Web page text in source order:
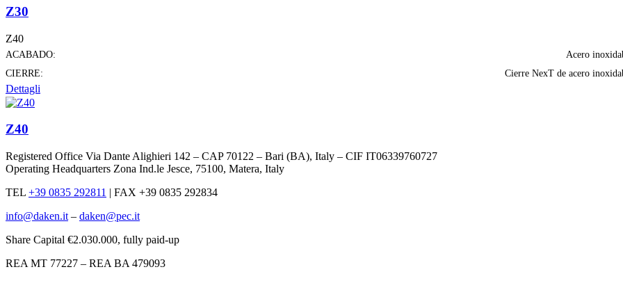
Z30
Z40
ACABADO:
Acero
CIERRE:
Cierre NexT de acero
Dettagli
Z40
Registered Office Via Dante Alighieri 142 – CAP 70122 – Bari (BA), Italy – CIF IT06339760727
Operating Headquarters Zona Ind.le Jesce, 75100, Matera, Italy
TEL +39 0835 292811 | FAX +39 0835 292834
info@daken.it – daken@pec.it
Share Capital €2.030.000, fully paid-up
REA MT 77227 – REA BA 479093